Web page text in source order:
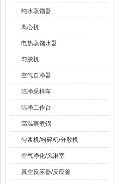
纯水蒸馏器
离心机
电热蒸馏水器
匀胶机
空气自净器
洁净采样车
洁净工作台
高温蒸煮锅
匀浆机/粉碎机/分散机
空气净化/风淋室
真空反应器/反应釜